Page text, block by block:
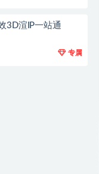
3D渲IP一站通
专属